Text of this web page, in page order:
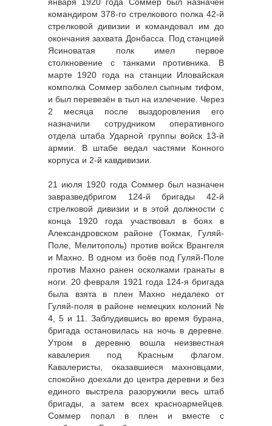
января 1920 года Соммер был назначен
командиром 378-го стрелкового полка 42-й
стрелковой дивизии и командовал им до
окончания захвата Донбасса. Под станцией
Ясиноватая полк имел первое
столкновение с танками противника. В
марте 1920 года на станции Иловайская
комполка Соммер заболел сыпным тифом,
и был перевезён в тыл на излечение. Через
2 месяца после выздоровления его
назначили сотрудником оперативного
отдела штаба Ударной группы войск 13-й
армии. В штабе ведал частями Конного
корпуса и 2-й кавдивизии.
21 июля 1920 года Соммер был назначен
завразведбригом 124-й бригады 42-й
стрелковой дивизии и в этой должности с
конца 1920 года участвовал в боях в
Александровском районе (Токмак, Гуляй-
Поле, Мелитополь) против войск Врангеля
и Махно. В одном из боёв под Гуляй-Поле
против Махно ранен осколками гранаты в
ноги. 20 февраля 1921 года 124-я бригада
была взята в плен Махно недалеко от
Гуляй-поля в районе немецких колоний №
4, 5 и 11. Заблудившись во время бурана,
бригада остановилась на ночь в деревне.
Утром в деревню вошла неизвестная
кавалерия под Красным флагом.
Кавалеристы, оказавшиеся махновцами,
спокойно доехали до центра деревни и без
единого выстрела разоружили весь штаб
бригады, а затем всех красноармейцев.
Соммер попал в плен и вместе с